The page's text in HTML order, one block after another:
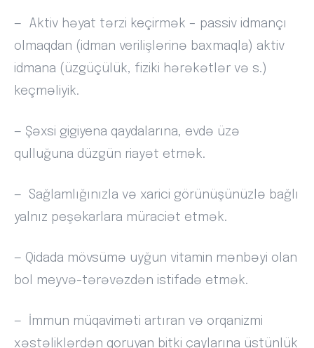
— Aktiv həyat tərzi keçirmək – passiv idmançı
olmaqdan (idman verilişlərinə baxmaqla) aktiv
idmana (üzgüçülük, fiziki hərəkətlər və s.)
keçməliyik.
— Şəxsi gigiyena qaydalarına, evdə üzə
qulluğuna düzgün riayət etmək.
— Sağlamlığınızla və xarici görünüşünüzlə bağlı
yalnız peşəkarlara müraciət etmək.
— Qidada mövsümə uyğun vitamin mənbəyi olan
bol meyvə-tərəvəzdən istifadə etmək.
— İmmun müqaviməti artıran və orqanizmi
xəstəliklərdən qoruyan bitki çaylarına üstünlük